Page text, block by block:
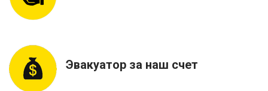
Эвакуатор за наш счет